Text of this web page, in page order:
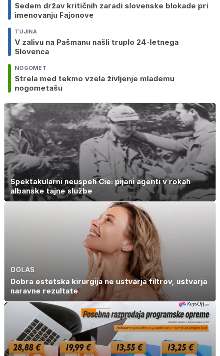
Sedem držav kritičnih zaradi slovenske blokade pri
imenovanju Fajonove
TUJINA
V zalivu na Pašmanu našli truplo 24-letnega
Slovenca
NOGOMET
Strela med tekmo vzela življenje mlademu
nogometašu
Spektakularni neuspeh Cie: pijani agenti v rokah
albanske tajne službe
OGLAS
Dobra estetska kirurgija ne ustvarja filtrov, ustvarja
naravne rezultate